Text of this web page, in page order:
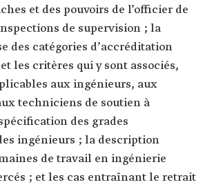
et des pouvoirs de l’officier de
de supervision ; la
des catégories d’accréditation
les critères qui y sont associés,
aux ingénieurs, aux
techniciens de soutien à
des grades
ingénieurs ; la description
de travail en ingénierie
; et les cas entraînant le retrait